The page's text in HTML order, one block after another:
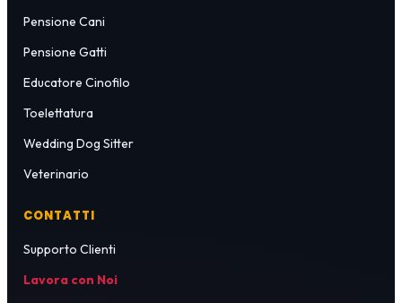
Pensione Cani
Pensione Gatti
Educatore Cinofilo
Toelettatura
Wedding Dog Sitter
Veterinario
CONTATTI
Supporto Clienti
Lavora con Noi